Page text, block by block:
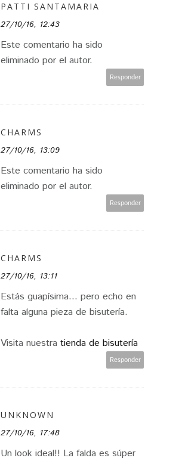
PATTI SANTAMARIA
27/10/16, 12:43
Este comentario ha sido
eliminado por el autor.
Responder
CHARMS
27/10/16, 13:09
Este comentario ha sido
eliminado por el autor.
Responder
CHARMS
27/10/16, 13:11
Estás guapísima... pero echo en
falta alguna pieza de bisutería.
Visita nuestra tienda de bisutería
Responder
UNKNOWN
27/10/16, 17:48
Un look ideal!! La falda es súper